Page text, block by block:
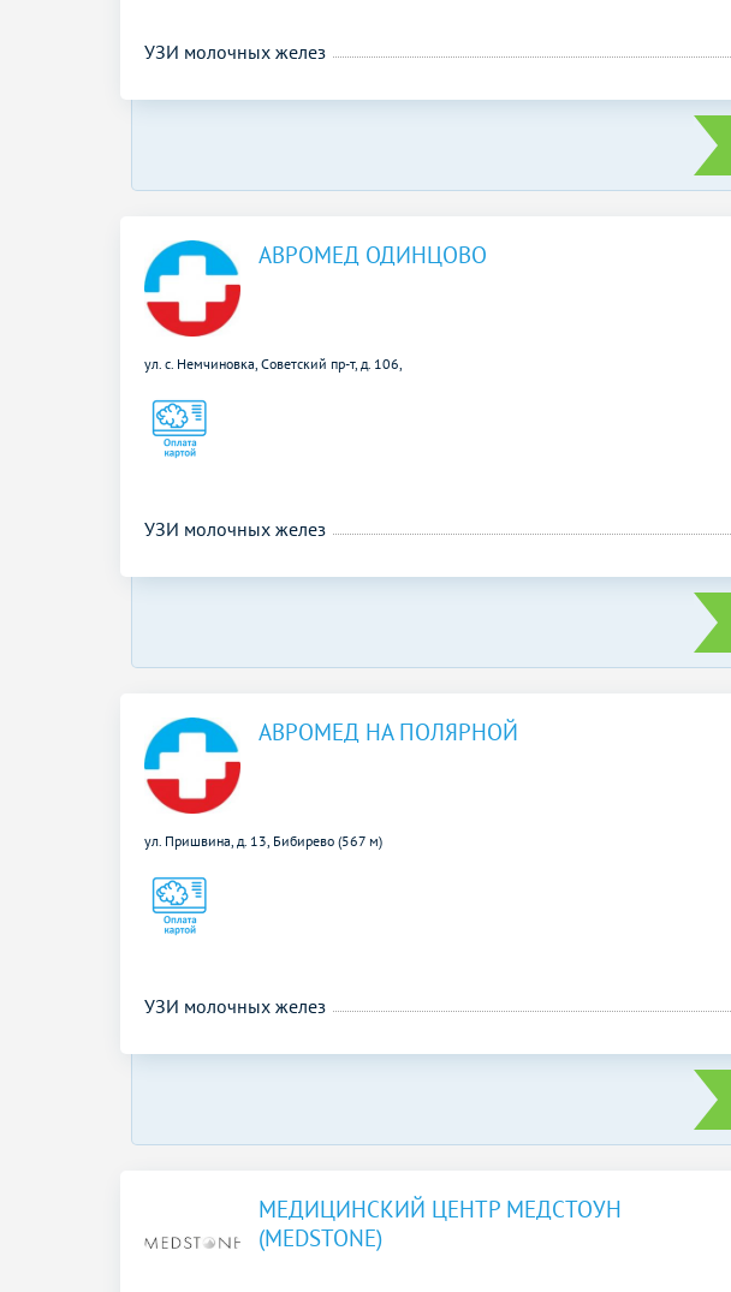
УЗИ молочных желез
АВРОМЕД ОДИНЦОВО
ул. с. Немчиновка, Советский пр-т, д. 106,
УЗИ молочных желез
АВРОМЕД НА ПОЛЯРНОЙ
ул. Пришвина, д. 13, Бибирево (567 м)
УЗИ молочных желез
МЕДИЦИНСКИЙ ЦЕНТР МЕДСТОУН
(MEDSTONE)